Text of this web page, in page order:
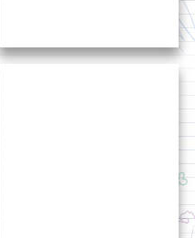
罪案办公室举办名为